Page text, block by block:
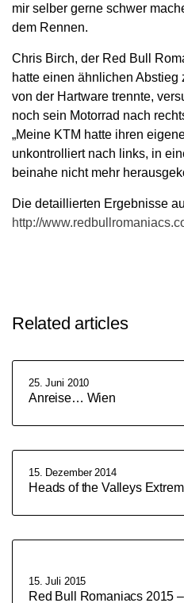
mir selber gerne schwer
dem Rennen.
Chris Birch, der Red Bull
hatte einen ähnlichen Abstieg
von der Hartware trennte,
noch sein Motorrad nach
„Meine KTM hatte ihren
unkontrolliert nach links, in
beinahe nicht mehr
Die detaillierten Ergebnisse
http://
Related articles
25. Juni 2010
Anreise… Wien
15. Dezember 2014
Heads of the Valleys
15. Juli 2015
Red Bull Romaniacs 2015